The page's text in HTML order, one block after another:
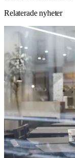
Relaterade nyheter
MAX + Samhall =